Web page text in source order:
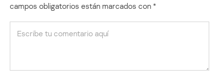
campos obligatorios están marcados con *